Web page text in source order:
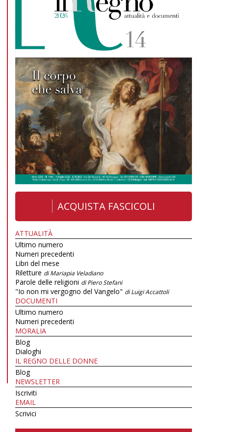
ACQUISTA FASCICOLI
ATTUALITÀ
Ultimo numero
Numeri precedenti
Libri del mese
Riletture di Mariapia Veladiano
Parole delle religioni di Piero Stefani
"Io non mi vergogno del Vangelo" di Luigi Accattoli
DOCUMENTI
Ultimo numero
Numeri precedenti
MORALIA
Blog
Dialoghi
IL REGNO DELLE DONNE
Blog
NEWSLETTER
Iscriviti
EMAIL
Scrivici